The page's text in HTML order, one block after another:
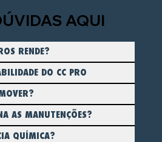
AQUI
RENDE?
DO CC PRO
AS MANUTENÇÕES?
QUÍMICA?